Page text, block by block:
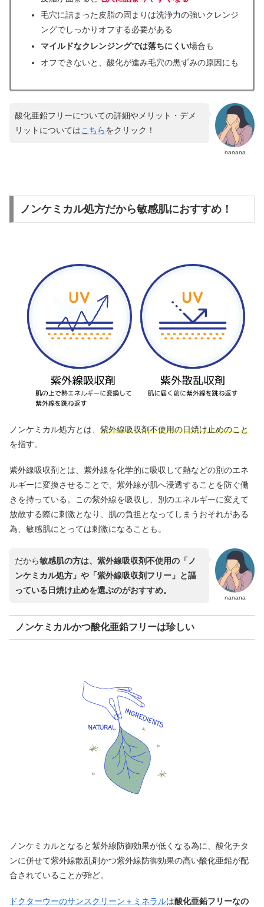
毛穴に詰まった皮脂の固まりは洗浄力の強いクレンジ
ングでしっかりオフする必要がある
マイルドなクレンジングでは落ちにくい場合も
オフできないと、酸化が進み毛穴の黒ずみの原因にも
nanana
酸化亜鉛フリーについての詳細やメリット・デメ
リットについてはこちらをクリック！
ノンケミカル処方だから敏感肌におすすめ！
ノンケミカル処方とは、 紫外線吸収剤不使用の日焼け止めのこと
を指す。
紫外線吸収剤とは、紫外線を化学的に吸収して熱などの別のエネ
ルギーに変換させることで、紫外線が肌へ浸透することを防ぐ働
きを持っている。この紫外線を吸収し、別のエネルギーに変えて
放散する際に刺激となり、肌の負担となってしまうおそれがある
為、敏感肌にとっては刺激になることも。
nanana
だから敏感肌の方は、紫外線吸収剤不使用の「ノ
ンケミカル処方」や「紫外線吸収剤フリー」と謳
っている日焼け止めを選ぶのがおすすめ。
ノンケミカルかつ酸化亜鉛フリーは珍しい
ノンケミカルとなると紫外線防御効果が低くなる為に、酸化チタ
ンに併せて紫外線散乱剤かつ紫外線防御効果の高い酸化亜鉛が配
合されていることが殆ど。
ドクターウーのサンスクリーン＋ミネラルは酸化亜鉛フリーなの